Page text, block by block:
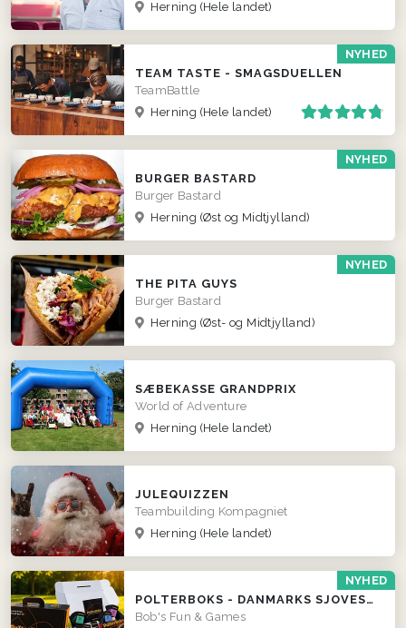
Herning (Hele landet)
NYHED
TEAM TASTE - SMAGSDUELLEN
TeamBattle
Herning (Hele landet)
NYHED
BURGER BASTARD
Burger Bastard
Herning (Øst og Midtjylland)
NYHED
THE PITA GUYS
Burger Bastard
Herning (Øst- og Midtjylland)
SÆBEKASSE GRANDPRIX
World of Adventure
Herning (Hele landet)
JULEQUIZZEN
Teambuilding Kompagniet
Herning (Hele landet)
NYHED
POLTERBOKS - DANMARKS SJOVESTE POLTERABEND
Bob's Fun & Games